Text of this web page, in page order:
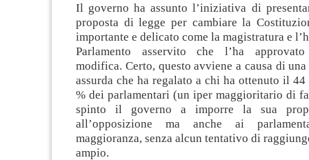
Il governo ha assunto l’iniziativa di
proposta di legge per cambiare la
importante e delicato come la magistratura e
Parlamento asservito che l’ha
modifica. Certo, questo avviene a causa di
assurda che ha regalato a chi ha ottenuto il
% dei parlamentari (un iper maggioritario di
spinto il governo a imporre la sua
all’opposizione ma anche ai
maggioranza, senza alcun tentativo di
ampio.